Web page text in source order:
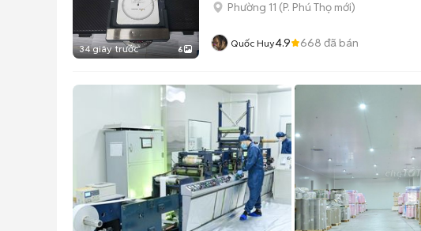
34 giây trước 6
Phường 11 (P. Phú Thọ mới)
Quốc Huy4.9 668 đã bán